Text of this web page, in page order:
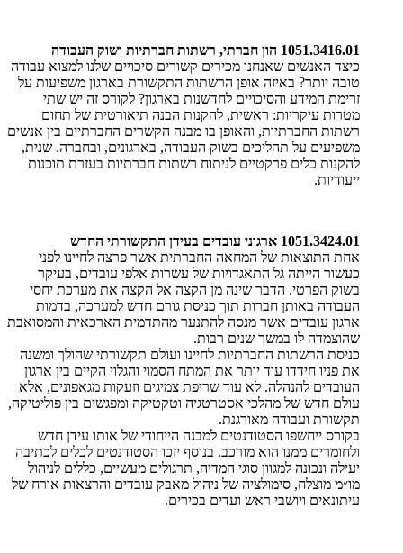
1051.3416.01 הון חברתי, רשתות חברתיות ושוק העבודה
כיצד האנשים שאנחנו מכירים קשורים סיכויים שלנו למצוא עבודה
טובה יותר? באיזה אופן הרשתות התקשורת בארגון משפיעות על
זרימת המידע והסיכויים לחדשנות בארגון? לקורס זה יש שתי
מטרות עיקריות: ראשית, להקנות הבנה תיאורטית של תחום
רשתות החברתיות, והאופן בו מבנה הקשרים החברתיים בין אנשים
משפיעים על תהליכים בשוק העבודה, בארגונים, ובחברה. שנית,
להקנות כלים פרקטיים לניתוח רשתות חברתיות בעזרת תוכנות
ייעודיות.
1051.3424.01 ארגוני עובדים בעידן התקשורתי החדש
אחת התוצאות של המחאה החברתית אשר פרצה לחיינו לפני
כעשור הייתה גל התאגדויות של עשרות אלפי עובדים, בעיקר
בשוק הפרטי. הדבר שינה מן הקצה אל הקצה את מערכת יחסי
העבודה באותן חברות תוך כניסת גורם חדש למערכה, בדמות
ארגון עובדים אשר מנסה להתנער מהתדמית הארכאית והמסואבת
שהוצמדה לו במשך שנים רבות.
כניסת הרשתות החברתיות לחיינו ועולם תקשורתי שהולך ומשנה
את פניו חידדו עוד יותר את המתח הסמוי והגלוי הקיים בין ארגון
העובדים להנהלה. לא עוד שריפת צמיגים וזעקות מגאפונים, אלא
עולם חדש של מהלכי אסטרטגיה וטקטיקה ומפגשים בין פוליטיקה,
תקשורת ועבודה מאורגנת.
בקורס ייחשפו הסטודנטים למבנה הייחודי של אותו עידן חדש
ולחומרים ממנו הוא מורכב. בנוסף יזכו הסטודנטים לכלים לכתיבה
יעילה ונכונה למגוון סוגי המדיה, תרגולים מעשיים, כללים לניהול
מו״מ מוצלח, סימולציה של ניהול מאבק עובדים והרצאות אורח של
עיתונאים ויושבי ראש ועדים בכירים.